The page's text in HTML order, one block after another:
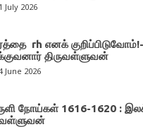
July 2026
rh எனக் குறிப்பிடுவோம்!-
திருவள்ளுவன்
June 2026
நோய்கள் 1616-1620 :